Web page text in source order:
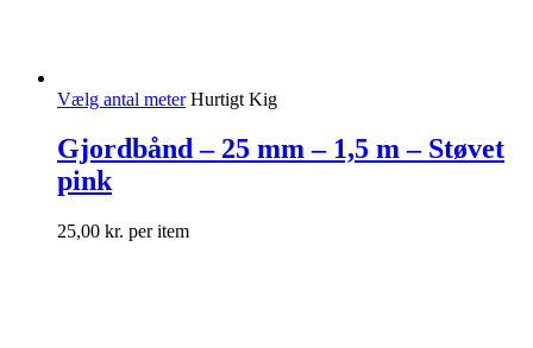
Vælg antal meter Hurtigt Kig
Gjordbånd – 25 mm – 1,5 m – Støvet
pink
25,00 kr. per item